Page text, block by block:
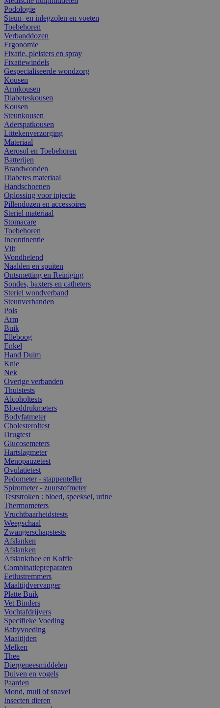
Podologie
Steun- en inlegzolen en voeten
Toebehoren
Verbanddozen
Ergonomie
Fixatie, pleisters en spray
Fixatiewindels
Gespecialiseerde wondzorg
Kousen
Armkousen
Diabeteskousen
Kousen
Steunkousen
Aderspatkousen
Littekenverzorging
Materiaal
Aerosol en Toebehoren
Batterijen
Brandwonden
Diabetes materiaal
Handschoenen
Oplossing voor injectie
Pillendozen en accessoires
Steriel materiaal
Stomacare
Toebehoren
Incontinentie
Vilt
Wondhelend
Naalden en spuiten
Ontsmetting en Reiniging
Sondes, baxters en catheters
Steriel wondverband
Steunverbanden
Pols
Arm
Buik
Elleboog
Enkel
Hand Duim
Knie
Nek
Overige verbanden
Thuistests
Alcoholtests
Bloeddrukmeters
Bodyfatmeter
Cholesteroltest
Drugtest
Glucosemeters
Hartslagmeter
Menopauzetest
Ovulatietest
Pedometer - stappenteller
Spirometer - zuurstofmeter
Teststroken : bloed, speeksel, urine
Thermometers
Vruchtbaarheidstests
Weegschaal
Zwangerschapstests
Afslanken
Afslanken
Afslankthee en Koffie
Combinatiepreparaten
Eetlustremmers
Maaltijdvervanger
Platte Buik
Vet Binders
Vochtafdrijvers
Specifieke Voeding
Babyvoeding
Maaltijden
Melken
Thee
Diergeneesmiddelen
Duiven en vogels
Paarden
Mond, muil of snavel
Insecten dieren